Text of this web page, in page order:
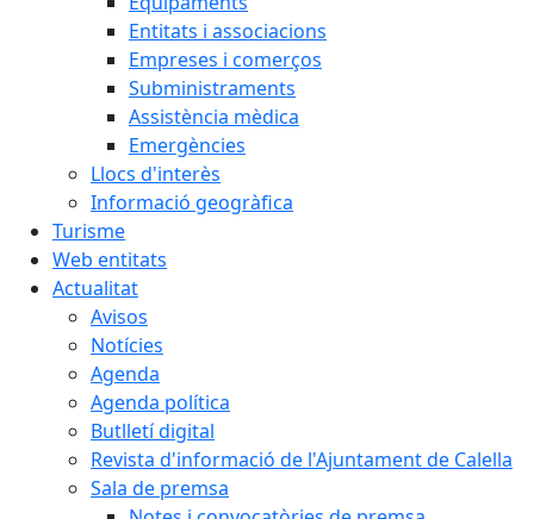
Entitats i associacions
Empreses i comerços
Subministraments
Assistència mèdica
Emergències
Llocs d'interès
Informació geogràfica
Turisme
Web entitats
Actualitat
Avisos
Notícies
Agenda
Agenda política
Butlletí digital
Revista d'informació de l'Ajuntament de Calella
Sala de premsa